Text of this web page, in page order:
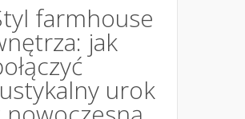
farmhouse
jak
urok